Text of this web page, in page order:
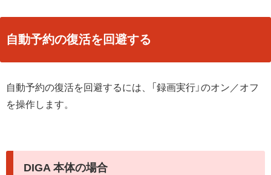
自動予約の復活を回避する
自動予約の復活を回避するには、「録画実行」のオン／オフ
を操作します。
DIGA 本体の場合